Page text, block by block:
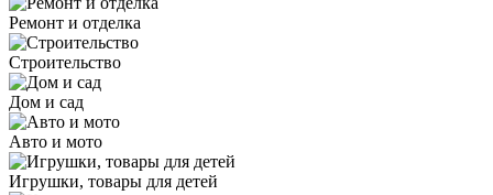
Ремонт и отделка
Строительство
Дом и сад
Авто и мото
Игрушки, товары для детей